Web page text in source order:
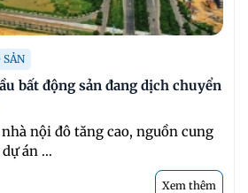
SẢN
bất động sản đang dịch chuyển
nội đô tăng cao, nguồn cung
án ...
Xem thêm